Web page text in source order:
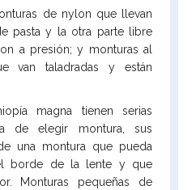
de nylon que llevan
pasta y la otra parte libre
a presión; y monturas al
van taladradas y están
magna tienen serias
de elegir montura, sus
una montura que pueda
borde de la lente y que
Monturas pequeñas de